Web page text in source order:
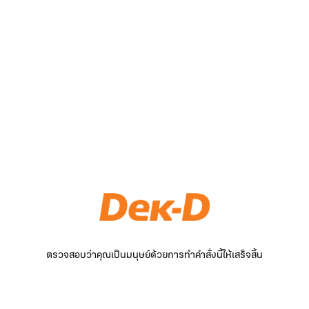
ตรวจสอบว่าคุณเป็นมนุษย์ด้วยการทำคำสั่งนี้ให้เสร็จสิ้น